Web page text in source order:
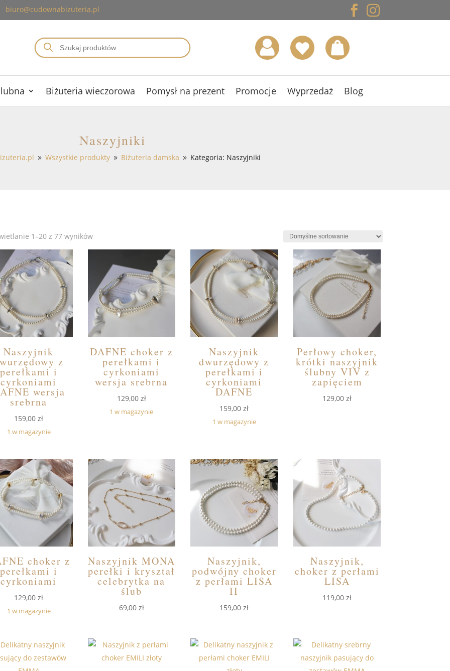
biuro@cudownabizuteria.pl 

Wyszukiwarka
produktów
Biżuteria wieczorowa Pomysł na prezent Promocje Wyprzedaż Blog
Naszyjniki
9 Wszystkie produkty 9 Biżuteria damska 9 Kategoria: Naszyjniki
1–20 z 77 wyników
Naszyjnik
z
perełkami i
cyrkoniami
wersja
srebrna
159,00zł
1 w magazynie
DAFNE choker z
perełkami i
cyrkoniami
wersja srebrna
129,00 zł
1 w magazynie
Naszyjnik
dwurzędowy z
perełkami i
cyrkoniami
DAFNE
159,00zł
1 w magazynie
Perłowy choker,
krótki naszyjnik
ślubny VIV z
zapięciem
129,00zł
choker z
perełkami i
cyrkoniami
129,00zł
1 w magazynie
Naszyjnik MONA
perełki i kryształ
celebrytka na
ślub
69,00 zł
Naszyjnik,
podwójny choker
z perłami LISA
II
159,00zł
Naszyjnik,
choker z perłami
LISA
119,00zł